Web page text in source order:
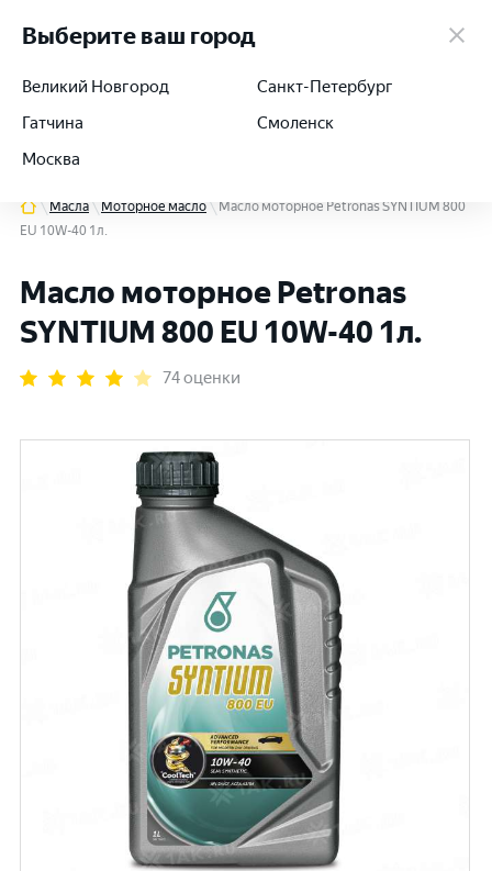
+7 (812) 564-54-91
Масла Моторное масло
Масло моторное Petronas SYNTIUM 800
EU 10W-40 1л.
Масло моторное Petronas
SYNTIUM 800 EU 10W-40 1л.
74 оценки
Выберите ваш город
Великий Новгород
Гатчина
Москва
Санкт-Петербург
Смоленск